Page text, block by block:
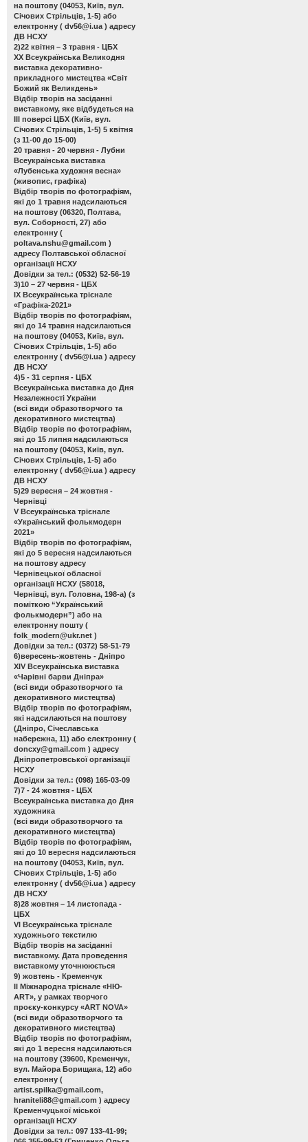
на поштову (04053, Київ, вул.
Січових Стрільців, 1-5) або
електронну ( dv56@i.ua ) адресу
ДВ НСХУ
2)22 квітня – 3 травня - ЦБХ
ХХ Всеукраїнська Великодня
виставка декоративно-
прикладного мистецтва «Світ
Божий як Великдень»
Відбір творів на засіданні
виставкому, яке відбудеться на
ІІІ поверсі ЦБХ (Київ, вул.
Січових Стрільців, 1-5) 5 квітня
(з 11-00 до 15-00)
20 травня - 20 червня - Лубни
Всеукраїнська виставка
«Лубенська художня весна»
(живопис, графіка)
Відбір творів по фотографіям,
які до 1 травня надсилаються
на поштову (06320, Полтава,
вул. Соборності, 27) або
електронну (
poltava.nshu@gmail.com )
адресу Полтавської обласної
організації НСХУ
Довідки за тел.: (0532) 52-56-19
3)10 – 27 червня - ЦБХ
ІХ Всеукраїнська трієнале
«Графіка-2021»
Відбір творів по фотографіям,
які до 14 травня надсилаються
на поштову (04053, Київ, вул.
Січових Стрільців, 1-5) або
електронну ( dv56@i.ua ) адресу
ДВ НСХУ
4)5 - 31 серпня - ЦБХ
Всеукраїнська виставка до Дня
Незалежності України
(всі види образотворчого та
декоративного мистецтва)
Відбір творів по фотографіям,
які до 15 липня надсилаються
на поштову (04053, Київ, вул.
Січових Стрільців, 1-5) або
електронну ( dv56@i.ua ) адресу
ДВ НСХУ
5)29 вересня – 24 жовтня -
Чернівці
V Всеукраїнська трієнале
«Український фолькмодерн
2021»
Відбір творів по фотографіям,
які до 5 вересня надсилаються
на поштову адресу
Чернівецької обласної
організації НСХУ (58018,
Чернівці, вул. Головна, 198-а) (з
поміткою “Український
фолькмодерн”) або на
електронну пошту (
folk_modern@ukr.net )
Довідки за тел.: (0372) 58-51-79
6)вересень-жовтень - Дніпро
ХІV Всеукраїнська виставка
«Чарівні барви Дніпра»
(всі види образотворчого та
декоративного мистецтва)
Відбір творів по фотографіям,
які надсилаються на поштову
(Дніпро, Січеславська
набережна, 11) або електронну (
doncxy@gmail.com ) адресу
Дніпропетровської організації
НСХУ
Довідки за тел.: (098) 165-03-09
7)7 - 24 жовтня - ЦБХ
Всеукраїнська виставка до Дня
художника
(всі види образотворчого та
декоративного мистецтва)
Відбір творів по фотографіям,
які до 10 вересня надсилаються
на поштову (04053, Київ, вул.
Січових Стрільців, 1-5) або
електронну ( dv56@i.ua ) адресу
ДВ НСХУ
8)28 жовтня – 14 листопада -
ЦБХ
VІ Всеукраїнська трієнале
художнього текстилю
Відбір творів на засіданні
виставкому. Дата проведення
виставкому уточнююється
9) жовтень - Кременчук
ІІ Міжнародна трієнале «НЮ-
АRТ», у рамках творчого
проєку-конкурсу «ART NOVA»
(всі види образотворчого та
декоративного мистецтва)
Відбір творів по фотографіям,
які до 1 вересня надсилаються
на поштову (39600, Кременчук,
вул. Майора Борищака, 12) або
електронну (
artist.spilka@gmail.com,
hraniteli88@gmail.com ) адресу
Кременчуцької міської
організації НСХУ
Довідки за тел.: 097 133-41-99;